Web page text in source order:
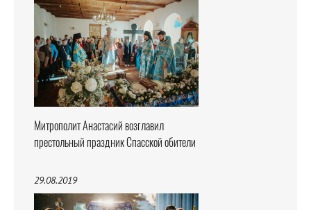
Митрополит Анастасий возглавил
престольный праздник Спасской обители
29.08.2019